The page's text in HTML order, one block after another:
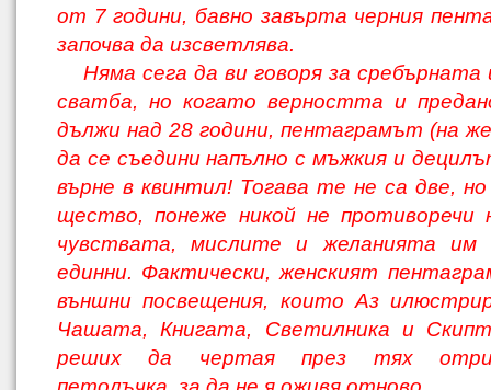
от 7 години, бавно завърта черния
започва да изсветлява.
Няма сега да ви говоря за
сватба, но когато верността и
дължи над 28 години, пентаграмът (на
да се съедини напълно с мъжкия и
върне в квинтил! Тогава те не са две,
щество, понеже никой не противоречи
чувствата, мислите и желанията им
единни. Фактически, женският
външни посвещения, които Аз
Чашата, Книгата, Светилника и
реших да чертая през тях